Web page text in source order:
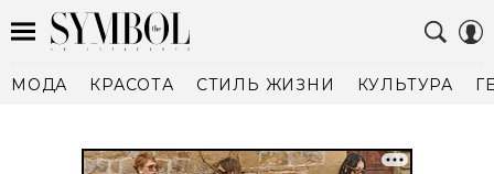
МОДА КРАСОТА СТИЛЬ ЖИЗНИ КУЛЬТУРА